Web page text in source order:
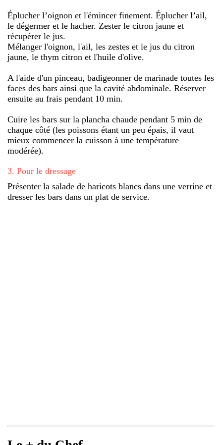
Éplucher l’oignon et l'émincer finement. Éplucher l’ail,
le dégermer et le hacher. Zester le citron jaune et
récupérer le jus.
Mélanger l'oignon, l'ail, les zestes et le jus du citron
jaune, le thym citron et l'huile d'olive.
A l'aide d'un pinceau, badigeonner de marinade toutes les
faces des bars ainsi que la cavité abdominale. Réserver
ensuite au frais pendant 10 min.
Cuire les bars sur la plancha chaude pendant 5 min de
chaque côté (les poissons étant un peu épais, il vaut
mieux commencer la cuisson à une température
modérée).
3. Pour le dressage
Présenter la salade de haricots blancs dans une verrine et
dresser les bars dans un plat de service.